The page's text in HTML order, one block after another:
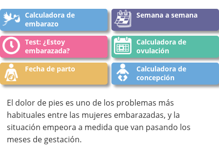
Calculadora de
embarazo
Semana a semana
Test: ¿Estoy
embarazada?
Calculadora de
ovulación
Fecha de parto
Calculadora de
concepción
El dolor de pies es uno de los problemas más
habituales entre las mujeres embarazadas, y la
situación empeora a medida que van pasando los
meses de gestación.